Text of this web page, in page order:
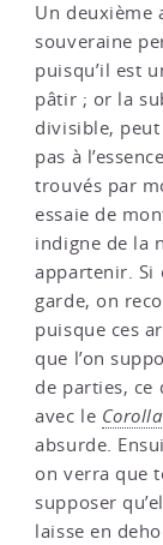
Un deuxième
souveraine
puisqu’il est
pâtir ; or la
divisible, peut
pas à
trouvés par
essaie de
indigne de la
appartenir. Si
garde, on
puisque ces
que l’on
de parties, ce
avec le
absurde.
on verra que
supposer
laisse en